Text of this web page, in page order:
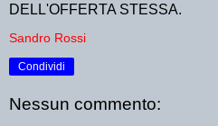
DELL'OFFERTA STESSA.
Sandro Rossi
Condividi
Nessun commento: